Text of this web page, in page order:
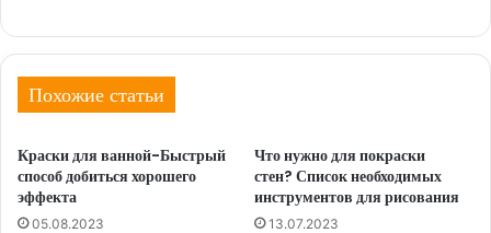
Похожие статьи
Краски для ванной-Быстрый
способ добиться хорошего
эффекта
05.08.2023
Что нужно для покраски
стен? Список необходимых
инструментов для рисования
13.07.2023